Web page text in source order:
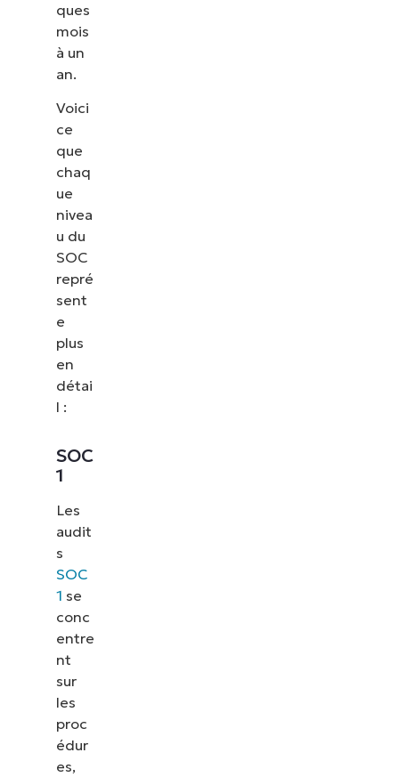
ques
mois
à un
an.
Voici
ce
que
chaq
ue
nivea
u du
SOC
repré
sent
e
plus
en
détai
l :
SOC
1
Les
audit
s
SOC
1 se
conc
entre
nt
sur
les
proc
édur
es,